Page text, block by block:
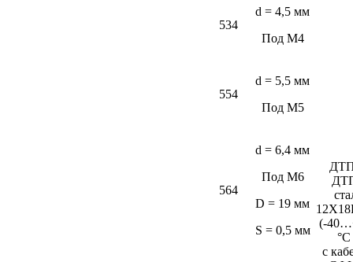
534
d = 4,5 мм
Под М4
(-
°C
c
554
d = 5,5 мм
Под М5
564
d = 6,4 мм
Под М6
D = 19 мм
S = 0,5 мм